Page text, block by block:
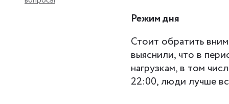
Режим дня
Стоит обратить
выяснили, что в
нагрузкам, в том
22:00, люди лучше